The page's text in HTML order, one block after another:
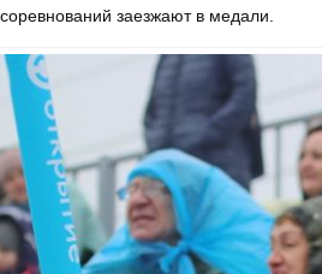
заезжают в медали.